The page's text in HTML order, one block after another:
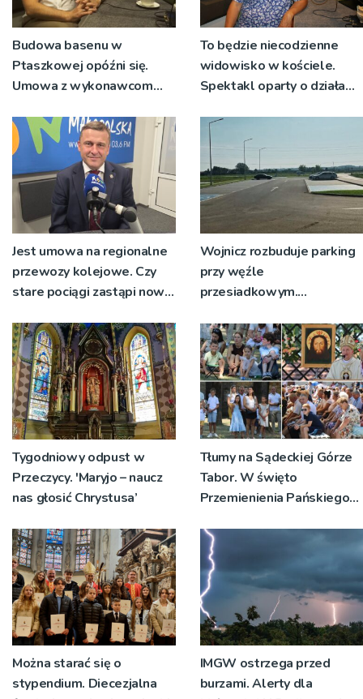
Budowa basenu w
Ptaszkowej opóźni się.
Umowa z wykonawcom
nie zostanie podpisana
To będzie niecodzienne
widowisko w kościele.
Spektakl oparty o działa
Jest umowa na regionalne
przewozy kolejowe. Czy
stare pociągi zastąpi nowy
Wojnicz rozbuduje parking
przy węźle
przesiadkowym.
miejsc
Tygodniowy odpust w
Przeczycy. 'Maryjo – naucz
nas głosić Chrystusa’
Tłumy na Sądeckiej Górze
Tabor. W święto
Przemienienia Pańskiego
znaczeniu Sakramentów
[ZDJĘCIA]
Można starać się o
stypendium. Diecezjalna
IMGW ostrzega przed
burzami. Alerty dla